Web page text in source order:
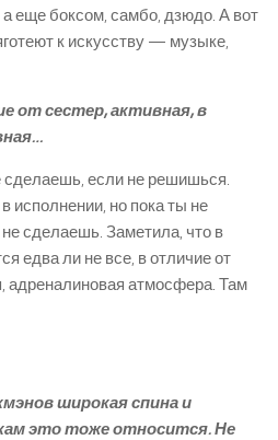
еще боксом, самбо, дзюдо. А вот
к искусству — музыке,
от сестер, активная, в
сделаешь, если не решишься.
исполнении, но пока ты не
сделаешь. Заметила, что в
едва ли не все, в отличие от
адреналиновая атмосфера. Там
широкая спина и
это тоже относится. Не